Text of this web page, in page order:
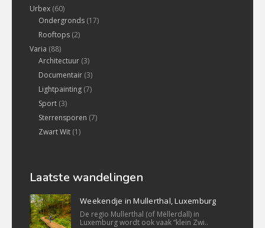
Urbex (60)
Ondergronds (17)
Rooftops (2)
Varia (88)
Architectuur (3)
Documentair (3)
Lightpainting (7)
Sport (3)
Sterrensporen (7)
Zwart Wit (1)
Laatste wandelingen
Weekendje in Mullerthal, Luxemburg
De regio Mullerthal (of Mëllerdall) in
Luxemburg wordt ook vaak “klein Zwi..